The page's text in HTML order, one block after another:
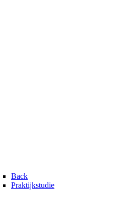
Back
Praktijkstudie